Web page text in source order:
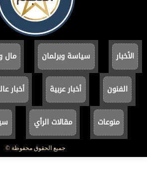
الأخبار سياسة وبرلمان مال
الفنون أخبار عربية أخبار
منوعات مقالات الرأي
جميع الحقوق محفوظة ©